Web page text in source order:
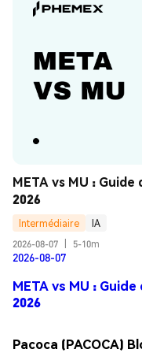
META vs MU :
2026
Intermédiaire
IA
2026-08-07
5-10m
2026-08-07
META vs MU :
2026
Pacoca (PACOCA)